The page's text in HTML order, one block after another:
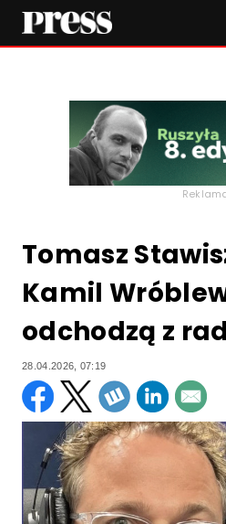
Tomasz
Kamil
odchodzą z
28.04.2026, 07:19